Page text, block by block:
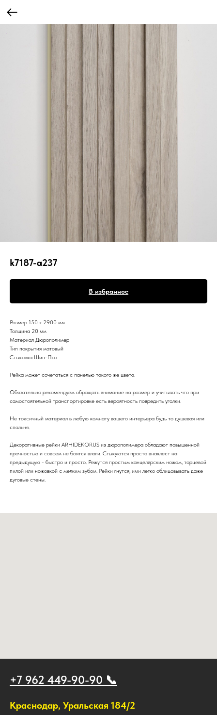
k7187-a237
В избранное
Размер 150 х 2900 мм
Толщина 20 мм
Материал Дюрополимер
Тип покрытия матовый
Стыковка Шип-Паз
Рейка может сочетаться с панелью такого же цвета.
Обязательно рекомендуем обращать внимание на размер и учитывать что при
самостоятельной транспортировке есть вероятность повредить уголки.
Не токсичный материал в любую комнату вашего интерьера будь то душевая или
спальня.
Декоративные рейки ARHIDEKORUS из дюрополимера обладают повышенной
прочностью и совсем не боятся влаги. Стыкуются просто внахлест на
предыдущую - быстро и просто. Режутся простым канцелярским ножом, торцевой
пилой или ножовкой с мелким зубом. Рейки гнутся, ими легко облицовывать даже
дуговые стены.
+7 962 449-90-90 📞
Краснодар, Уральская 184/2